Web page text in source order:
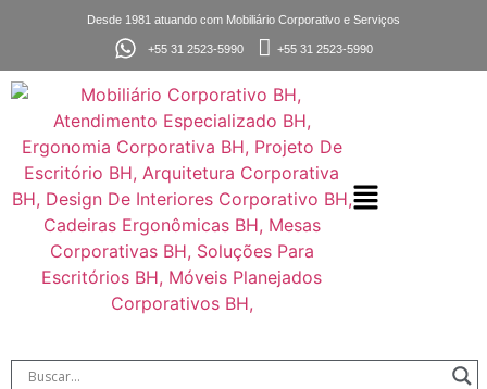
Desde 1981 atuando com Mobiliário Corporativo e Serviços
+55 31 2523-5990 +55 31 2523-5990